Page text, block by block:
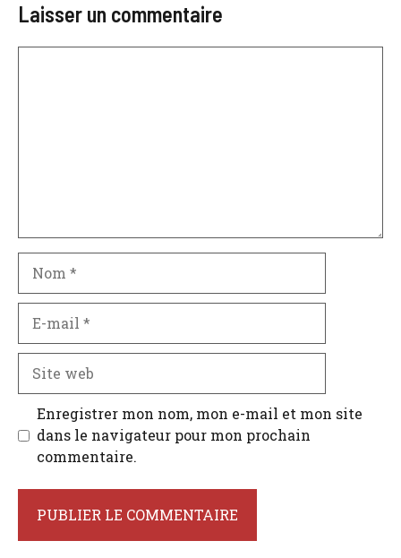
Laisser un commentaire
mail
Site
web
Enregistrer mon nom, mon e-mail et mon site
dans le navigateur pour mon prochain
commentaire.